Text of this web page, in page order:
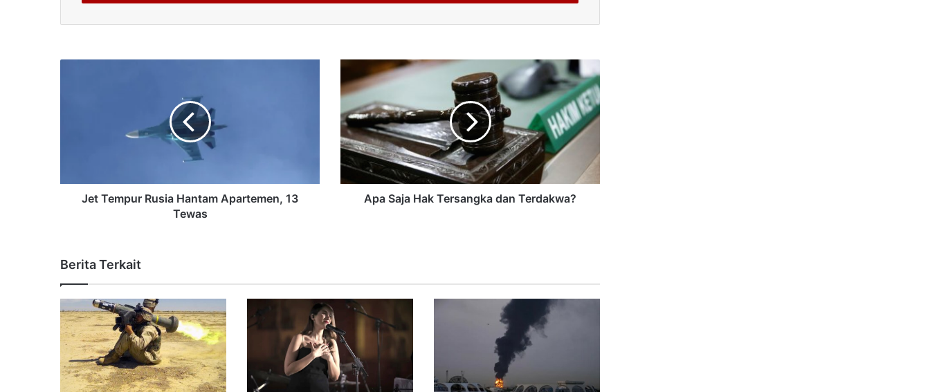
Jet Tempur Rusia Hantam Apartemen, 13
Tewas
Apa Saja Hak Tersangka dan Terdakwa?
Berita Terkait